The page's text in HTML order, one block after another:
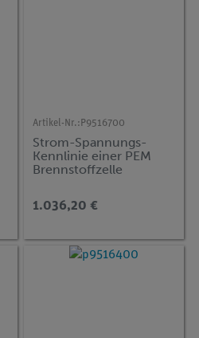
Artikel-Nr.: P9516700
Strom-Spannungs-
Kennlinie einer PEM
Brennstoffzelle
1.036,20 €